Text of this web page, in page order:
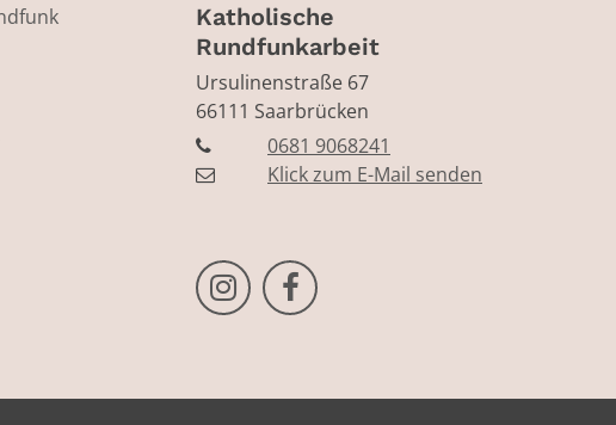
Katholische
Rundfunkarbeit
Ursulinenstraße 67
66111 Saarbrücken
0681 9068241
Klick zum E-Mail senden
Bistum Trier auf Instragram
Bistum Trier auf Facebook